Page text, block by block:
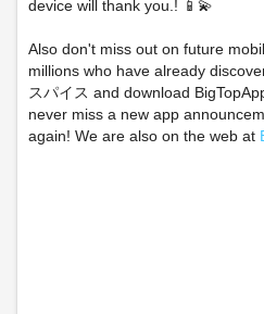
device will thank you.! 📱💫
Also don't miss out on future
millions who have already
スパイス and download
never miss a new app
again! We are also on the web at